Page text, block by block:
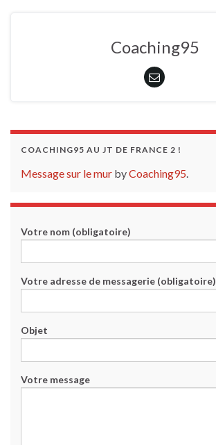
Coaching95
COACHING95 AU JT DE FRANCE 2 !
Message sur le mur byCoaching95.
Votre nom (obligatoire)
Votre adresse de messagerie (obligatoire)
Objet
Votre message